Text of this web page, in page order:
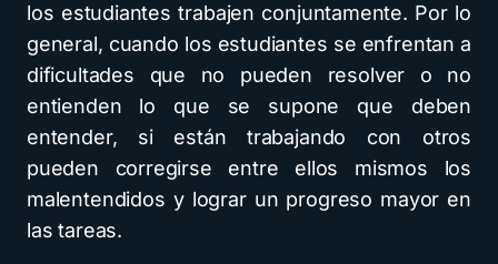
los estudiantes trabajen conjuntamente. Por lo
general, cuando los estudiantes se enfrentan a
dificultades que no pueden resolver o no
entienden lo que se supone que deben
entender, si están trabajando con otros
pueden corregirse entre ellos mismos los
malentendidos y lograr un progreso mayor en
las tareas.